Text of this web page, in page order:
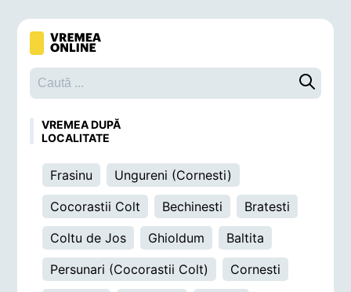
Caută o
VREMEA DUPĂ
LOCALITATE
Frasinu
Ungureni (Cornesti)
Cocorastii Colt
Bechinesti
Bratesti
Coltu de Jos
Ghioldum
Baltita
Persunari (Cocorastii Colt)
Cornesti